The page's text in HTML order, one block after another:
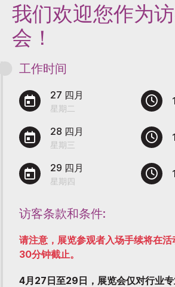
我们欢迎您作为
会！
工作时间
27 四月
星期二
28 四月
星期三
29 四月
星期四
访客条款和条件:
请注意，展览参观者入场手续将在
30分钟截止。
4月27日至29日，展览会仅对行业